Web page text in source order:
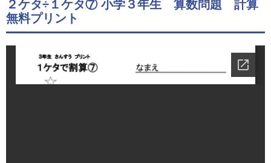
２ケタ÷１ケタ⑦ 小学３年生 算数問題 計算
無料プリント